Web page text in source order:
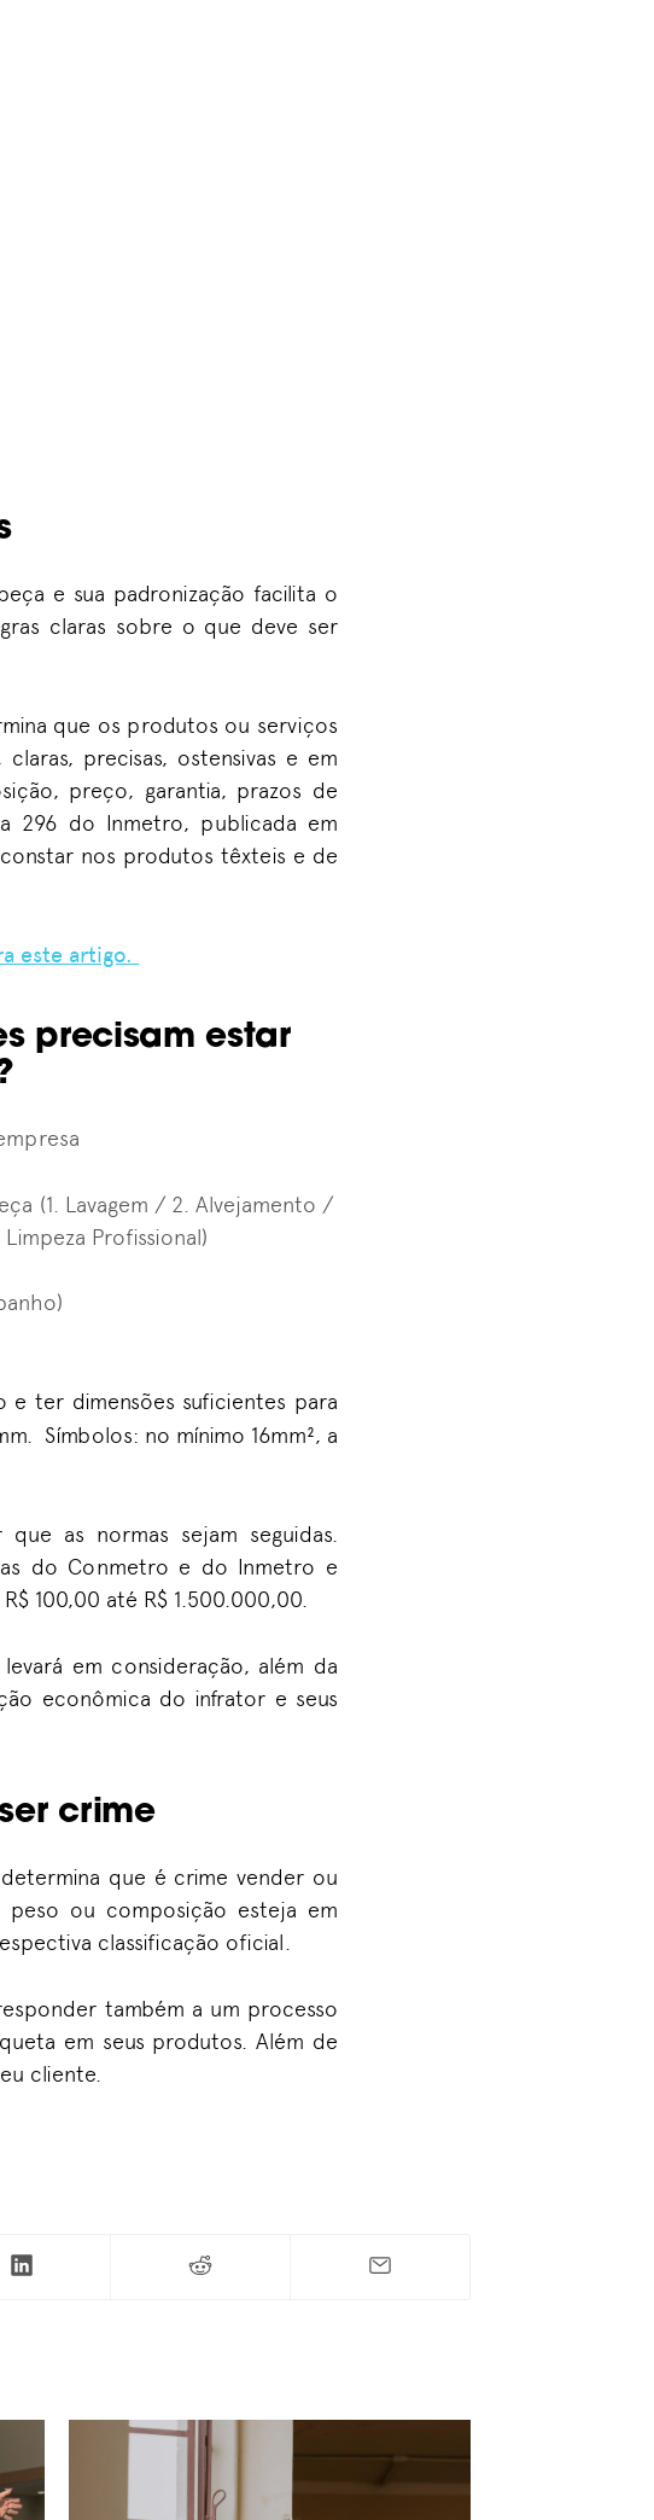
e sua padronização facilita o
claras sobre o que deve ser
que os produtos ou serviços
precisas, ostensivas e em
preço, garantia, prazos de
296 do Inmetro, publicada em
nos produtos têxteis e de
este artigo.
precisam estar
(1. Lavagem / 2. Alvejamento /
Profissional)
e ter dimensões suficientes para
Símbolos: no mínimo 16mm², a
as normas sejam seguidas.
do Conmetro e do Inmetro e
100,00 até R$ 1.500.000,00.
em consideração, além da
econômica do infrator e seus
crime
que é crime vender ou
peso ou composição esteja em
classificação oficial.
também a um processo
em seus produtos. Além de
cliente.